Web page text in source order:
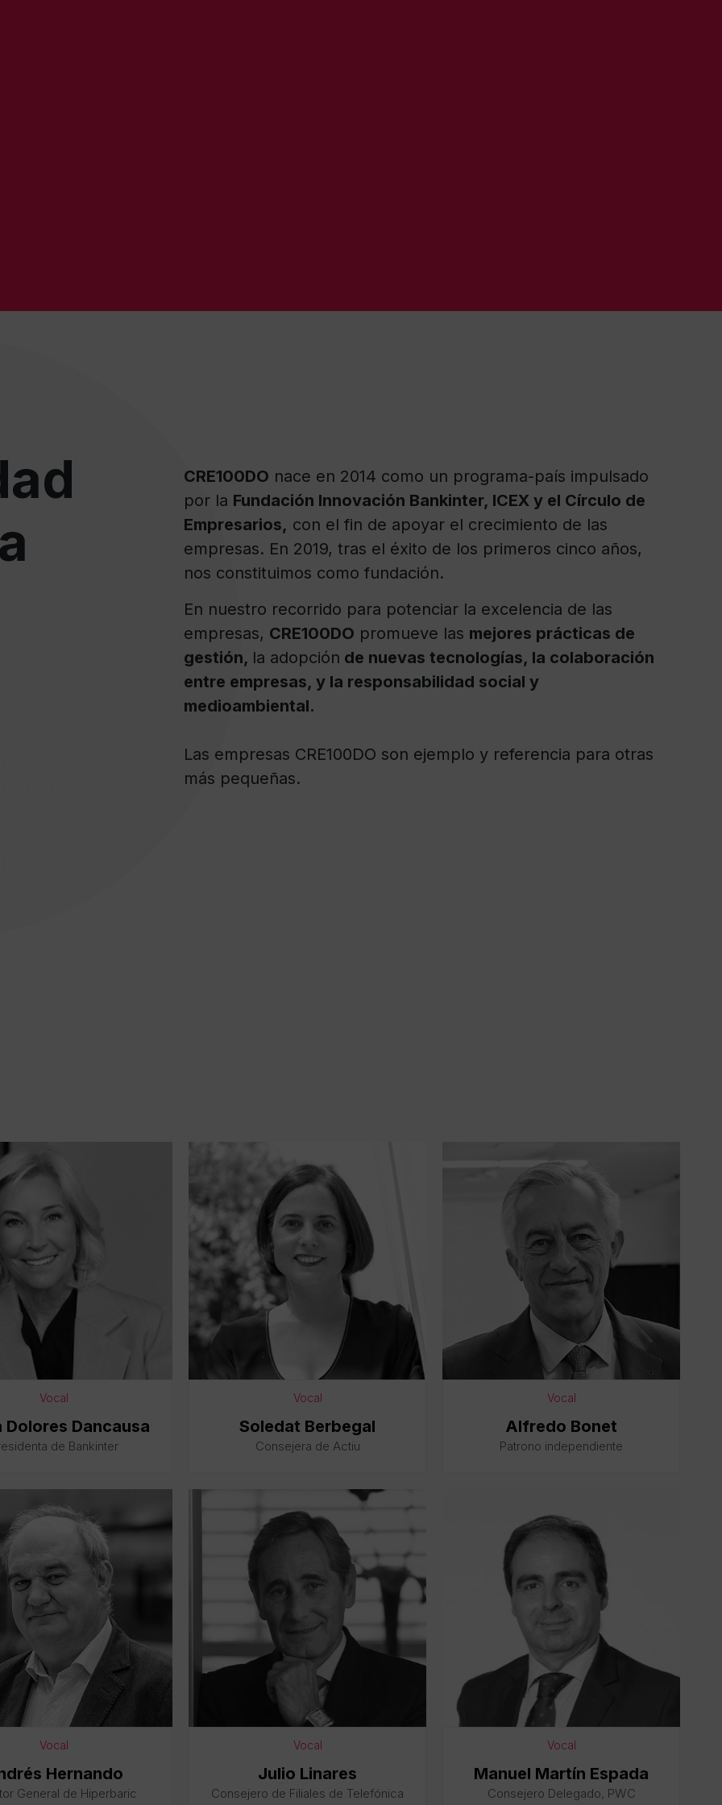
CRE100DO nace en 2014 como un programa-país impulsado
por la Fundación Innovación Bankinter, ICEX y el Círculo de
Empresarios, con el fin de apoyar el crecimiento de las
empresas. En 2019, tras el éxito de los primeros cinco años,
nos constituimos como fundación.​​
En nuestro recorrido para potenciar la excelencia de las
empresas, CRE100DO promueve las mejores prácticas de
gestión, la adopción de nuevas tecnologías, la colaboración
entre empresas, y la responsabilidad social y
medioambiental.​
Las empresas CRE100DO son ejemplo y referencia para otras
más pequeñas.​
Dolores Dancausa
Vocal
de Bankinter
Soledat Berbegal
Vocal
Consejera de Actiu
Alfredo Bonet
Vocal
Patrono independiente
Hernando
Vocal
General de Hiperbaric
Julio Linares
Vocal
Consejero de Filiales de Telefónica
Manuel Martín Espada
Vocal
Consejero Delegado, PWC